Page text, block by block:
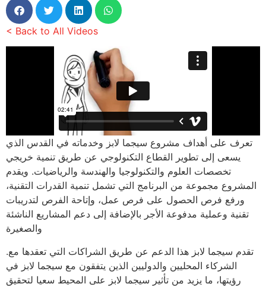
< Back to All Videos
تعرف على أهداف مشروع سيجما لابز وخدماته في القدس الذي
يسعى إلى تطوير القطاع التكنولوجي عن طريق تنمية خريجي
تخصصات العلوم والتكنولوجيا والهندسة والرياضيات. ويقدم
المشروع مجموعة من البرنامج التي تشمل تنمية القدرات التقنية،
ورفع فرص الحصول على فرص عمل، وإتاحة الفرص لتدريبات
تقنية وعملية مدفوعة الأجر بالإضافة إلى دعم المشاريع الناشئة
والصغيرة
.تقدم سيجما لابز هذا الدعم عن طريق الشراكات التي تعقدها مع
الشركاء المحليين والدوليين الذين يتفقون مع سيجما لابز في
رؤيتها، ما يزيد من تأثير سيجما لابز على المحيط سعيا لتحقيق